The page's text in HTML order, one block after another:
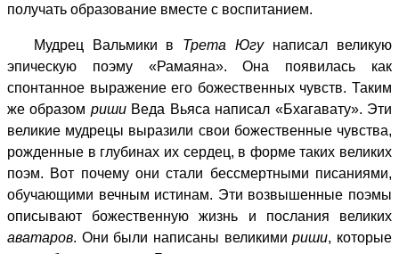
получать образование вместе с воспитанием.
Мудрец Вальмики в Трета Югу написал великую
эпическую поэму «Рамаяна». Она появилась как
спонтанное выражение его божественных чувств. Таким
же образом ришиВеда Вьяса написал «Бхагавату». Эти
великие мудрецы выразили свои божественные чувства,
рожденные в глубинах их сердец, в форме таких великих
поэм. Вот почему они стали бессмертными писаниями,
обучающими вечным истинам. Эти возвышенные поэмы
описывают божественную жизнь и послания великих
аватаров. Они были написаны великимириши, которые